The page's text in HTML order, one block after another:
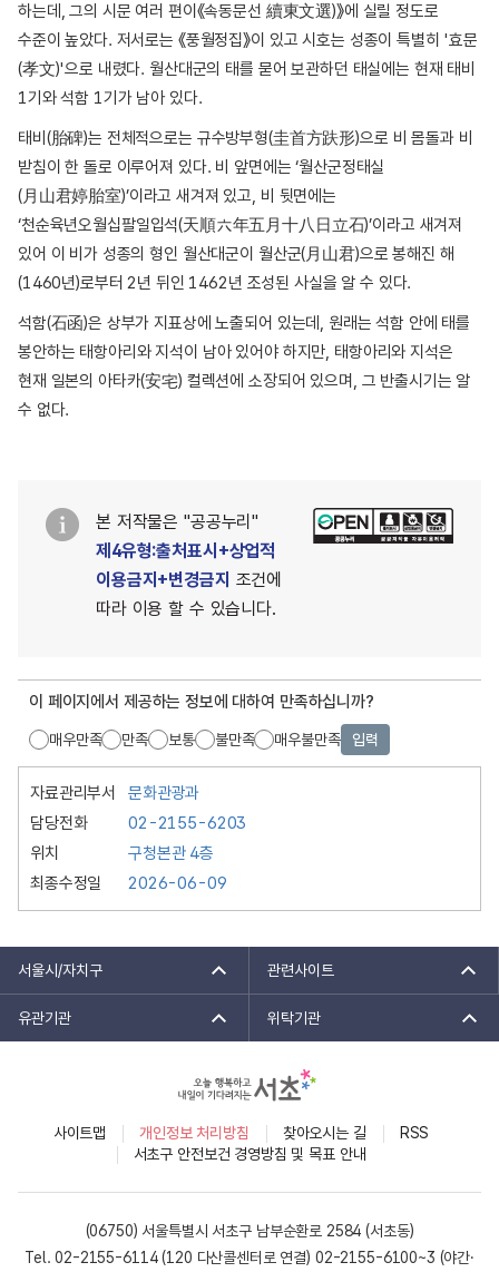
하는데, 그의 시문 여러 편이《속동문선 續東文選)》에 실릴 정도로
수준이 높았다. 저서로는 《풍월정집》이 있고 시호는 성종이 특별히 '효문
(孝文)'으로 내렸다. 월산대군의 태를 묻어 보관하던 태실에는 현재 태비
1기와 석함 1기가 남아 있다.
태비(胎碑)는 전체적으로는 규수방부형(圭首方趺形)으로 비 몸돌과 비
받침이 한 돌로 이루어져 있다. 비 앞면에는 ‘월산군정태실
(月山君婷胎室)’이라고 새겨져 있고, 비 뒷면에는
‘천순육년오월십팔일입석(天順六年五月十八日立石)’이라고 새겨져
있어 이 비가 성종의 형인 월산대군이 월산군(月山君)으로 봉해진 해
(1460년)로부터 2년 뒤인 1462년 조성된 사실을 알 수 있다.
석함(石函)은 상부가 지표상에 노출되어 있는데, 원래는 석함 안에 태를
봉안하는 태항아리와 지석이 남아 있어야 하지만, 태항아리와 지석은
현재 일본의 아타카(安宅) 컬렉션에 소장되어 있으며, 그 반출시기는 알
수 없다.
본 저작물은 "공공누리"
제4유형:출처표시+상업적
이용금지+변경금지 조건에
따라 이용 할 수 있습니다.
이 페이지에서 제공하는 정보에 대하여 만족하십니까?
매우만족 만족 보통 불만족 매우불만족 입력
자료관리부서
문화관광과
담당전화
02-2155-6203
위치
구청본관 4층
최종수정일
2026-06-09
서울시/자치구 관련사이트
유관기관 위탁기관
사이트맵 개인정보 처리방침 찾아오시는 길
RSS
서초구 안전보건 경영방침 및 목표 안내
(06750) 서울특별시 서초구 남부순환로 2584 (서초동)
Tel. 02-2155-6114 (120 다산콜센터로 연결) 02-2155-6100~3 (야간·